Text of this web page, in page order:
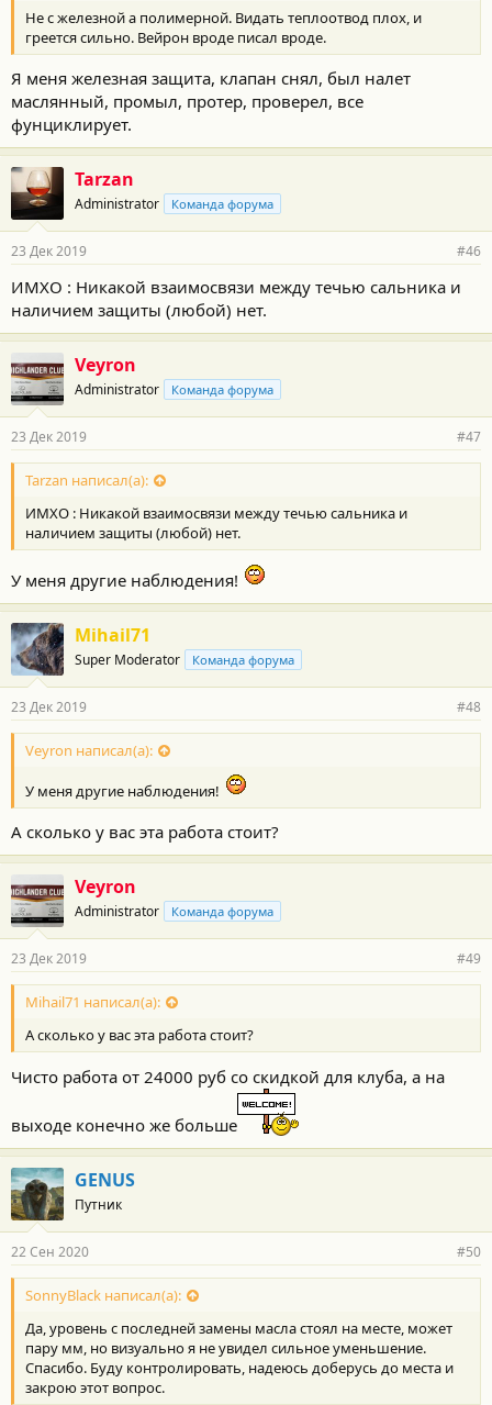
и
:
Не с железной а полимерной. Видать теплоотвод плох, и
греется сильно. Вейрон вроде писал вроде.
Я меня железная защита, клапан снял, был налет
маслянный, промыл, протер, проверел, все
фунциклирует.
Tarzan
Administrator Команда форума
23 Дек 2019 #46
ИМХО : Никакой взаимосвязи между течью сальника и
наличием защиты (любой) нет.
Veyron
Administrator Команда форума
23 Дек 2019 #47
Tarzan написал(а):
ИМХО : Никакой взаимосвязи между течью сальника и
наличием защиты (любой) нет.
У меня другие наблюдения!
Mihail71
Super Moderator Команда форума
23 Дек 2019 #48
Veyron написал(а):
У меня другие наблюдения!
А сколько у вас эта работа стоит?
Veyron
Administrator Команда форума
23 Дек 2019 #49
Mihail71 написал(а):
А сколько у вас эта работа стоит?
Чисто работа от 24000 руб со скидкой для клуба, а на
выходе конечно же больше
GENUS
Путник
22 Сен 2020 #50
SonnyBlack написал(а):
Да, уровень с последней замены масла стоял на месте, может
пару мм, но визуально я не увидел сильное уменьшение.
Спасибо. Буду контролировать, надеюсь доберусь до места и
закрою этот вопрос.